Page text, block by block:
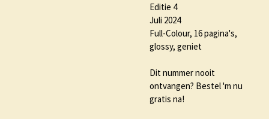
Editie 4
Juli 2024
Full-Colour, 16 pagina's,
glossy, geniet
Dit nummer nooit
ontvangen? Bestel 'm nu
gratis na!